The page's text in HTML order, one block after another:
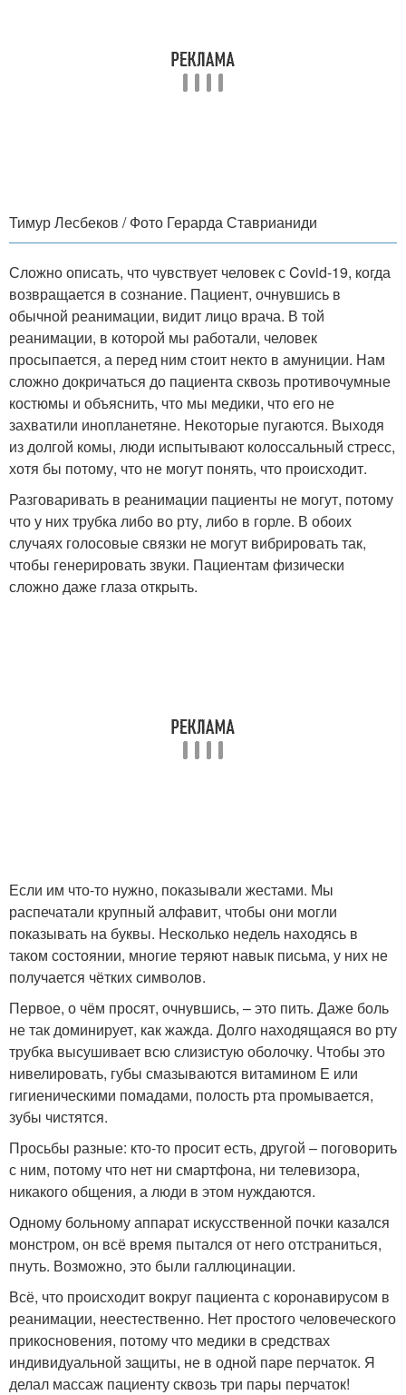
Тимур Лесбеков / Фото Герарда Ставрианиди
Сложно описать, что чувствует человек с Covid-19, когда
возвращается в сознание. Пациент, очнувшись в
обычной реанимации, видит лицо врача. В той
реанимации, в которой мы работали, человек
просыпается, а перед ним стоит некто в амуниции. Нам
сложно докричаться до пациента сквозь противочумные
костюмы и объяснить, что мы медики, что его не
захватили инопланетяне. Некоторые пугаются. Выходя
из долгой комы, люди испытывают колоссальный стресс,
хотя бы потому, что не могут понять, что происходит.
Разговаривать в реанимации пациенты не могут, потому
что у них трубка либо во рту, либо в горле. В обоих
случаях голосовые связки не могут вибрировать так,
чтобы генерировать звуки. Пациентам физически
сложно даже глаза открыть.
Если им что-то нужно, показывали жестами. Мы
распечатали крупный алфавит, чтобы они могли
показывать на буквы. Несколько недель находясь в
таком состоянии, многие теряют навык письма, у них не
получается чётких символов.
Первое, о чём просят, очнувшись, – это пить. Даже боль
не так доминирует, как жажда. Долго находящаяся во рту
трубка высушивает всю слизистую оболочку. Чтобы это
нивелировать, губы смазываются витамином Е или
гигиеническими помадами, полость рта промывается,
зубы чистятся.
Просьбы разные: кто-то просит есть, другой – поговорить
с ним, потому что нет ни смартфона, ни телевизора,
никакого общения, а люди в этом нуждаются.
Одному больному аппарат искусственной почки казался
монстром, он всё время пытался от него отстраниться,
пнуть. Возможно, это были галлюцинации.
Всё, что происходит вокруг пациента с коронавирусом в
реанимации, неестественно. Нет простого человеческого
прикосновения, потому что медики в средствах
индивидуальной защиты, не в одной паре перчаток. Я
делал массаж пациенту сквозь три пары перчаток!